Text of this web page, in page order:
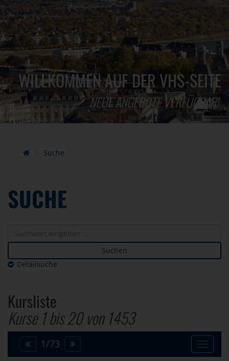
WILLKOMMEN AUF DER VHS-SEITE
NEUE ANGEBOTE VERFÜGBAR!
Suche
SUCHE
Suchen
Detailsuche
Kursliste
Kurse 1 bis20von 1453
Toggle
1/73